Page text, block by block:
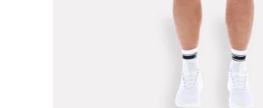
reebok classics
10